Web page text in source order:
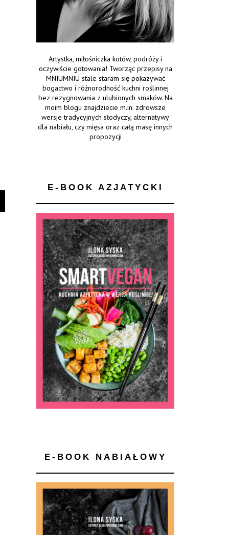
Artystka, miłośniczka kotów, podróży i
oczywiście gotowania! Tworząc przepisy na
MNIUMNIU stale staram się pokazywać
bogactwo i różnorodność kuchni roślinnej
bez rezygnowania z ulubionych smaków. Na
moim blogu znajdziecie m.in. zdrowsze
wersje tradycyjnych słodyczy, alternatywy
dla nabiału, czy mięsa oraz całą masę innych
propozycji
E-BOOK AZJATYCKI
E-BOOK NABIAŁOWY